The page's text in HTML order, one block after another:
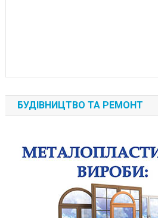
БУДІВНИЦТВО ТА РЕМОНТ